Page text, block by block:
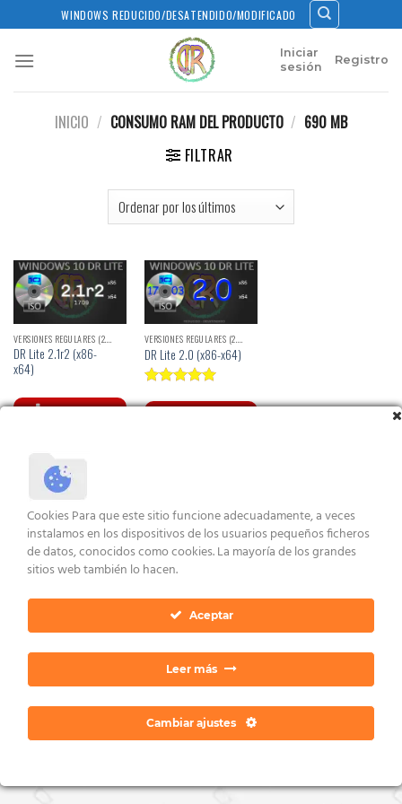
to
content
WINDOWS REDUCIDO/DESATENDIDO/MODIFICADO
Iniciar
sesión
Registro
INICIO / CONSUMO RAM DEL PRODUCTO / 690 MB
FILTRAR
DR Lite 2.1r2 (x86-
x64)
VER ENLACES
DR Lite 2.0 (x86-x64)
con5.00
AVISO LEGAL Y CONDICIONES
POLÍTICA DE PRIVACIDAD CONTACTO
Copyright 2026 ©Dan Ratia
Cookies Para que este sitio funcione adecuadamente, a veces
instalamos en los dispositivos de los usuarios pequeños ficheros
de datos, conocidos como cookies. La mayoría de los grandes
sitios web también lo hacen.
Aceptar
Leer más
Cambiar ajustes